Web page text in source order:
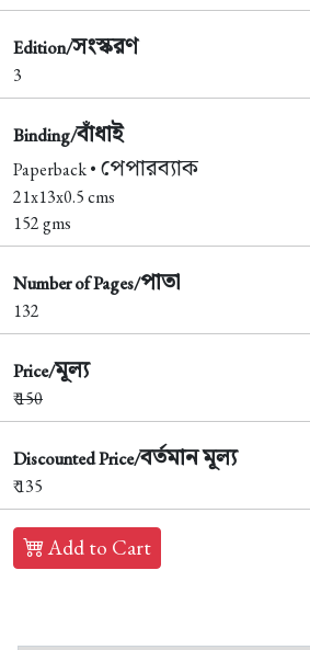
Edition/সংস্করণ
3
Binding/বাঁধাই
Paperback • পেপারব্যাক
21x13x0.5 cms
152 gms
Number of Pages/পাতা
132
Price/মূল্য
₹150
Discounted Price/বর্তমান মূল্য
₹ 135
Add to Cart